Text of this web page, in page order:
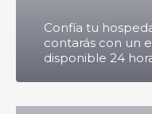
Confía tu
contarás con un
disponible 24